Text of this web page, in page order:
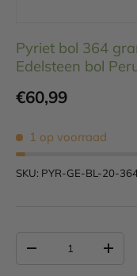
Pyriet bol 364
Edelsteen bol
Reguliere prijs
€60,99
1 op voorraad
SKU: PYR-GE-BL-20-
Verlaag de